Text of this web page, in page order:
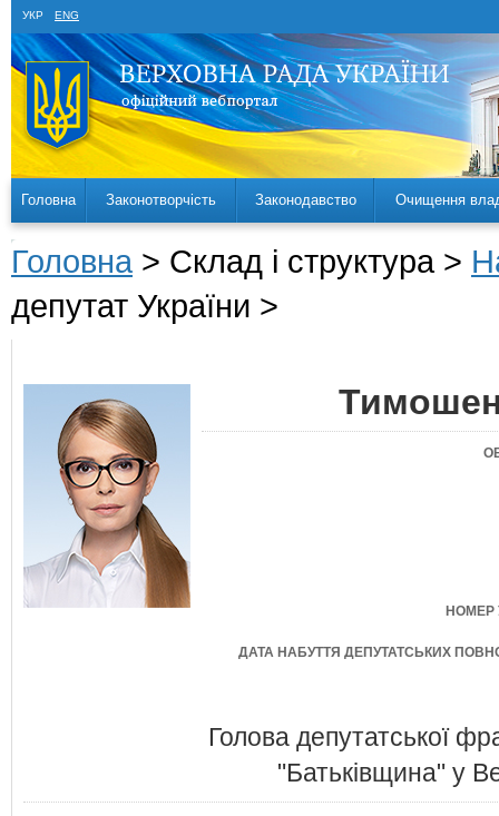
УКР ENG
Головна Законотворчість Законодавство Очищення
Головна > Склад і структура >
депутат України >
НОМЕР
ДАТА НАБУТТЯ ДЕПУТАТСЬКИХ
Голова депутатської
"Батьківщина" у